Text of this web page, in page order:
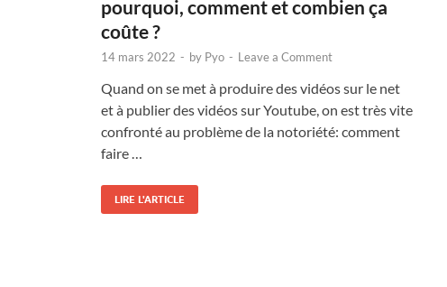
pourquoi, comment et combien ça
coûte ?
14 mars 2022 - by Pyo - Leave a Comment
Quand on se met à produire des vidéos sur le net
et à publier des vidéos sur Youtube, on est très vite
confronté au problème de la notoriété: comment
faire …
LIRE L'ARTICLE